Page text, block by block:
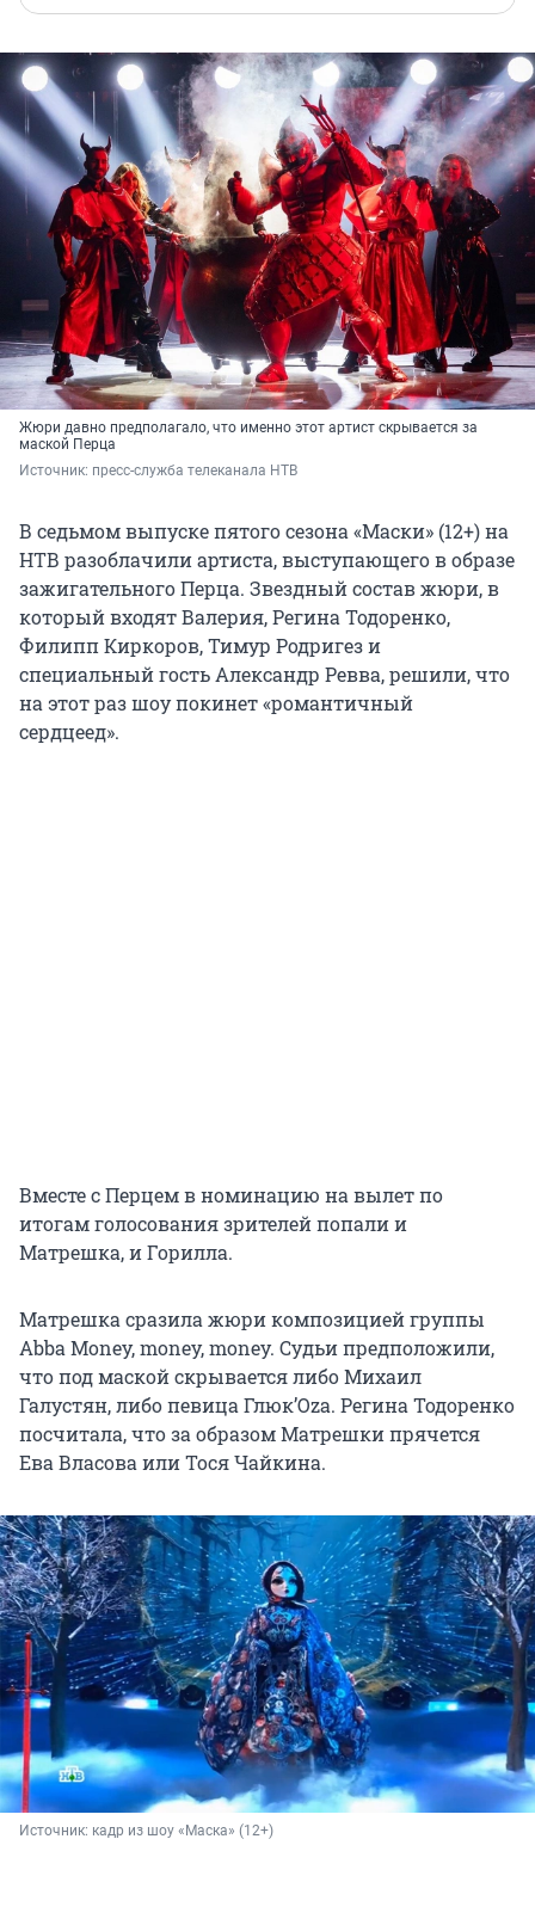
Жюри давно предполагало, что именно этот артист скрывается за
маской Перца
Источник: пресс-служба телеканала НТВ
В седьмом выпуске пятого сезона «Маски» (12+) на
НТВ разоблачили артиста, выступающего в образе
зажигательного Перца. Звездный состав жюри, в
который входят Валерия, Регина Тодоренко,
Филипп Киркоров, Тимур Родригез и
специальный гость Александр Ревва, решили, что
на этот раз шоу покинет «романтичный
сердцеед».
Вместе с Перцем в номинацию на вылет по
итогам голосования зрителей попали и
Матрешка, и Горилла.
Матрешка сразила жюри композицией группы
Abba Money, money, money. Судьи предположили,
что под маской скрывается либо Михаил
Галустян, либо певица Глюк’Oza. Регина Тодоренко
посчитала, что за образом Матрешки прячется
Ева Власова или Тося Чайкина.
Источник: кадр из шоу «Маска» (12+)